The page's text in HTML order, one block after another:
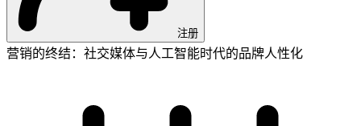
注册
营销的终结：社交媒体与人工智能时代的品牌人性化